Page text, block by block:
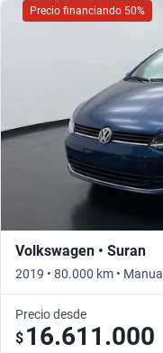
Precio financiando 50%
Volkswagen • Suran
2019 • 80.000 km • Manual
Precio desde
$ 16.611.000